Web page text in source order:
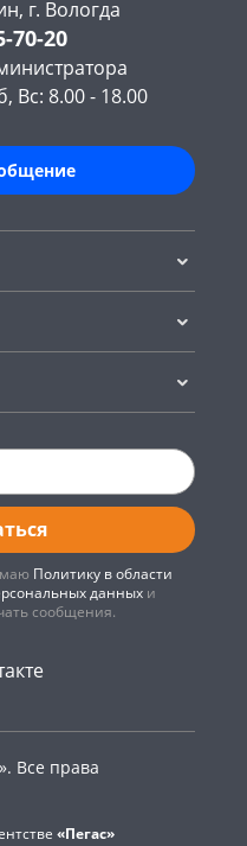
г. Вологда
70-20
Вс: 8.00 - 18.00
Политику в области
данныхи
сообщения.
Все права
«Пегас»